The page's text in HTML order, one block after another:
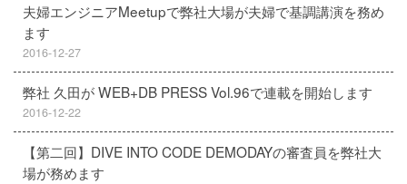
夫婦エンジニアMeetupで弊社大場が夫婦で基調講演を務め
ます
2016-12-27
弊社 久田が WEB+DB PRESS Vol.96で連載を開始します
2016-12-22
【第二回】DIVE INTO CODE DEMODAYの審査員を弊社大
場が務めます